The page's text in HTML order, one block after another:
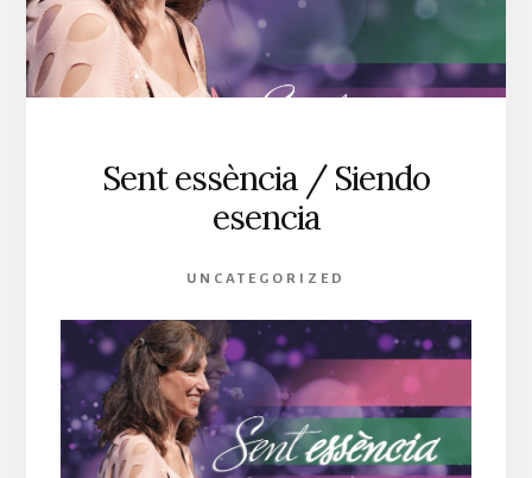
Sent essència / Siendo
esencia
UNCATEGORIZED